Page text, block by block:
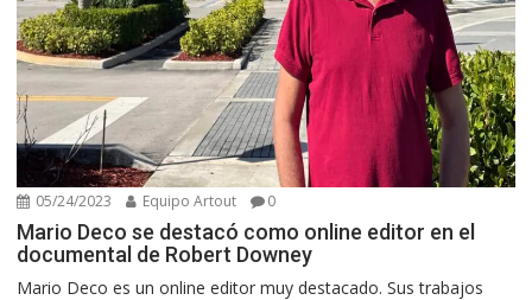
05/24/2023 Equipo Artout 0
Mario Deco se destacó como online editor en el
documental de Robert Downey
Mario Deco es un online editor muy destacado. Sus trabajos